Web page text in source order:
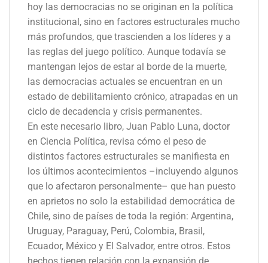
hoy las democracias no se originan en la política
institucional, sino en factores estructurales mucho
más profundos, que trascienden a los líderes y a
las reglas del juego político. Aunque todavía se
mantengan lejos de estar al borde de la muerte,
las democracias actuales se encuentran en un
estado de debilitamiento crónico, atrapadas en un
ciclo de decadencia y crisis permanentes.
En este necesario libro, Juan Pablo Luna, doctor
en Ciencia Política, revisa cómo el peso de
distintos factores estructurales se manifiesta en
los últimos acontecimientos –incluyendo algunos
que lo afectaron personalmente– que han puesto
en aprietos no solo la estabilidad democrática de
Chile, sino de países de toda la región: Argentina,
Uruguay, Paraguay, Perú, Colombia, Brasil,
Ecuador, México y El Salvador, entre otros. Estos
hechos tienen relación con la expansión de